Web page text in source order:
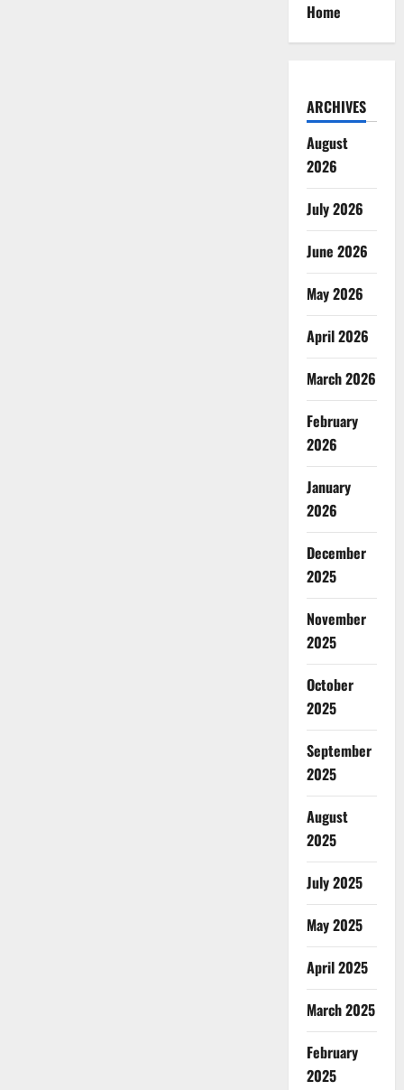
Home
ARCHIVES
August
2026
July 2026
June 2026
May 2026
April 2026
March 2026
February
2026
January
2026
December
2025
November
2025
October
2025
September
2025
August
2025
July 2025
May 2025
April 2025
March 2025
February
2025